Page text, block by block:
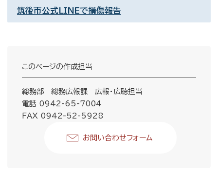
筑後市公式LINEで損傷報告
このページの作成担当
総務部 総務広報課 広報・広聴担当
電話 0942-65-7004
FAX 0942-52-5928
お問い合わせフォーム